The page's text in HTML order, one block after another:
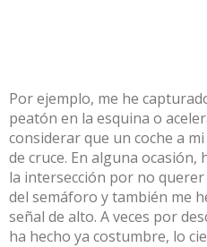
Por ejemplo, me he
peatón en la esquina o
considerar que un coche a
de cruce. En alguna
la intersección por no
del semáforo y también me
señal de alto. A veces por
ha hecho ya costumbre, lo